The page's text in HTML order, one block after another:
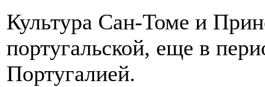
Культура Сан-Томе и
португальской, еще в
Португалией.